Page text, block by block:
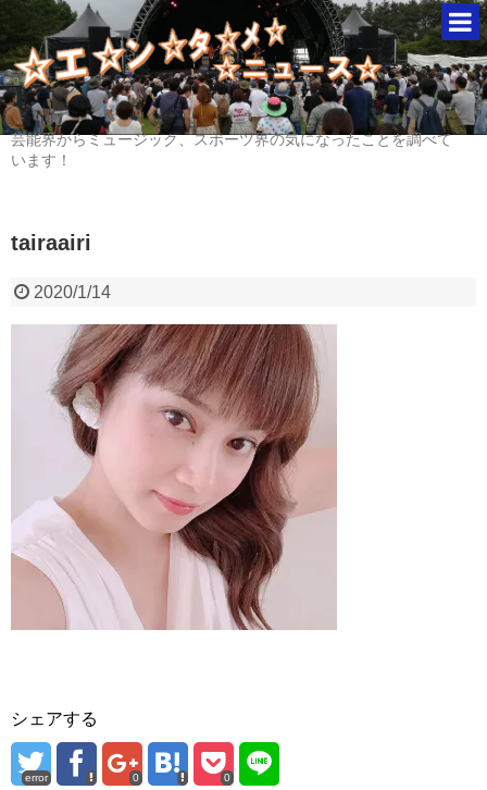
芸能界からミュージック、スポーツ界の気になったことを調べて
います！
tairaairi
2020/1/14
シェアする
error 0 0